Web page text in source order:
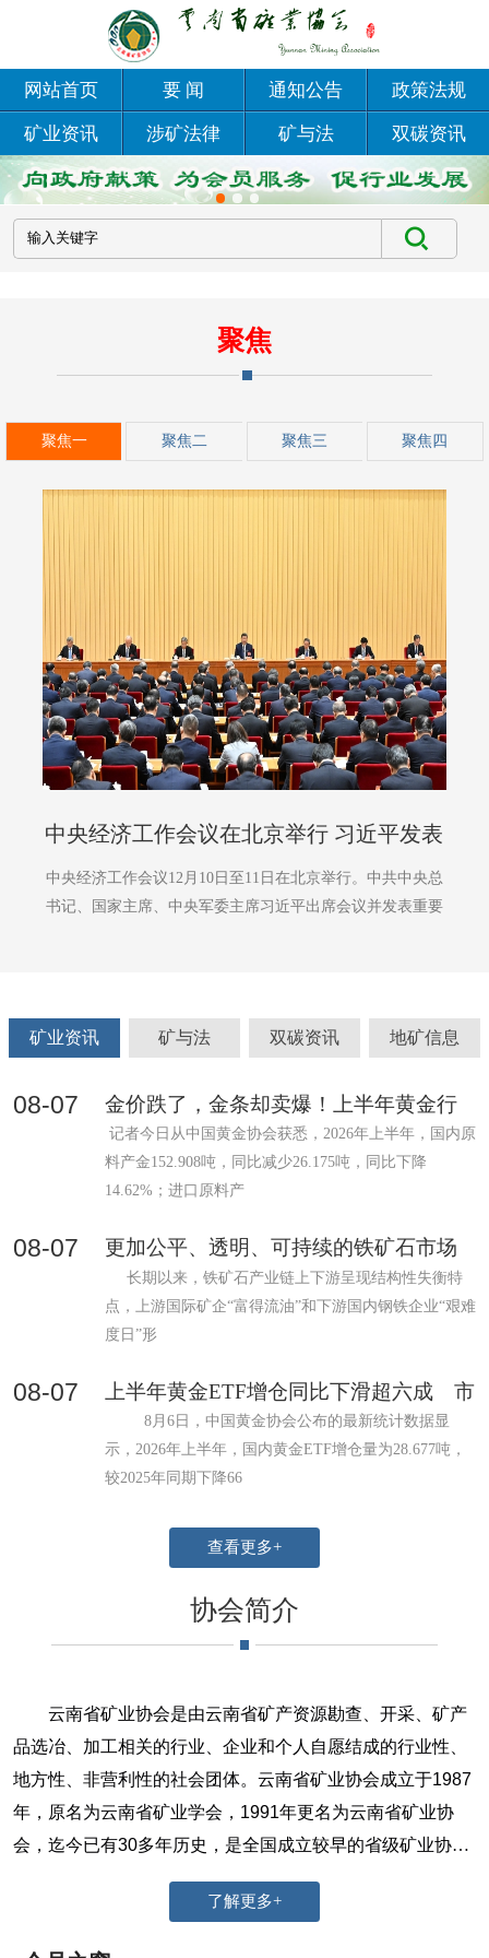
网站首页 要 闻 通知公告 政策法规
矿业资讯 涉矿法律 矿与法 双碳资讯
聚焦
聚焦一 聚焦二 聚焦三 聚焦四
中央经济工作会议在北京举行 习近平发表
重要讲话
中央经济工作会议12月10日至11日在北京举行。中共中央总
书记、国家主席、中央军委主席习近平出席会议并发表重要
强作总结讲话，对贯彻落实习近平总书记重要讲话精神、做
好明年经济工作提出要求。 12月10日至
矿业资讯 矿与法 双碳资讯 地矿信息
08-07
金价跌了，金条却卖爆！上半年黄金行
情给消费者什么信号？
记者今日从中国黄金协会获悉，2026年上半年，国内原
料产金152.908吨，同比减少26.175吨，同比下降
14.62%；进口原料产
08-07
更加公平、透明、可持续的铁矿石市场
新秩序正逐步构建
长期以来，铁矿石产业链上下游呈现结构性失衡特
点，上游国际矿企“富得流油”和下游国内钢铁企业“艰难
度日”形
08-07
上半年黄金ETF增仓同比下滑超六成 市
场仍看好配置价值
8月6日，中国黄金协会公布的最新统计数据显
示，2026年上半年，国内黄金ETF增仓量为28.677吨，
较2025年同期下降66
查看更多+
协会简介
云南省矿业协会是由云南省矿产资源勘查、开采、矿产
品选冶、加工相关的行业、企业和个人自愿结成的行业性、
地方性、非营利性的社会团体。云南省矿业协会成立于1987
年，原名为云南省矿业学会， 1991年更名为云南省矿业协
会，迄今已有30多年历史，是全国成立较早的省级矿业协…
了解更多+